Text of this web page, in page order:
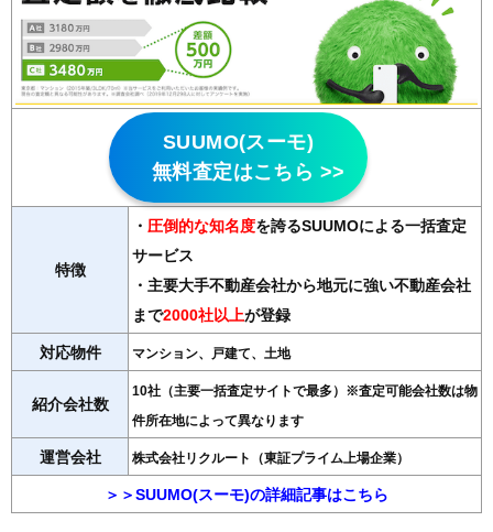
SUUMO(スーモ)
無料査定はこちら >>
特徴
・ 圧倒的な知名度を誇るSUUMOによる一括査定
サービス
・主要大手不動産会社から地元に強い不動産会社
まで2000社以上が登録
対応物件 マンション、戸建て、土地
紹介会社数
10社（主要一括査定サイトで最多）※査定可能会社数は物
件所在地によって異なります
運営会社 株式会社リクルート（東証プライム上場企業）
＞＞SUUMO(スーモ)の詳細記事はこちら